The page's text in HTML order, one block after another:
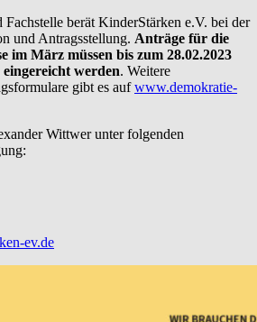
berät KinderStärken e.V. bei der
und Antragsstellung. Anträge für die
im März müssen bis zum 28.02.2023
werden. Weitere
gibt es aufwww.demokratie-
Wittwer unter folgenden
ev.de